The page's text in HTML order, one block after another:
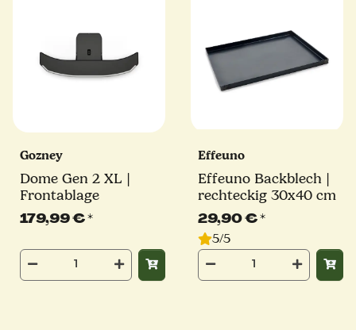
Gozney
Dome Gen 2 XL |
Frontablage
179,99 €*
Effeuno
Effeuno Backblech |
rechteckig 30x40 cm
29,90 €*
5/5